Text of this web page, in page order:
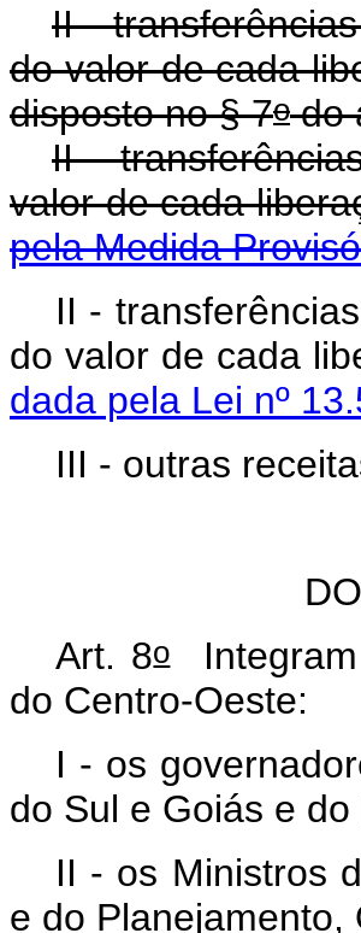
II -
do valor de cada
disposto no § 7odo
II -
valor de cada
pela Medida
II -
do valor de
dada pela Lei nº
III - outras
Art. 8oIntegram
do Centro-Oeste:
I - os
do Sul e Goiás e
II - os Ministros
e do Planejamento,